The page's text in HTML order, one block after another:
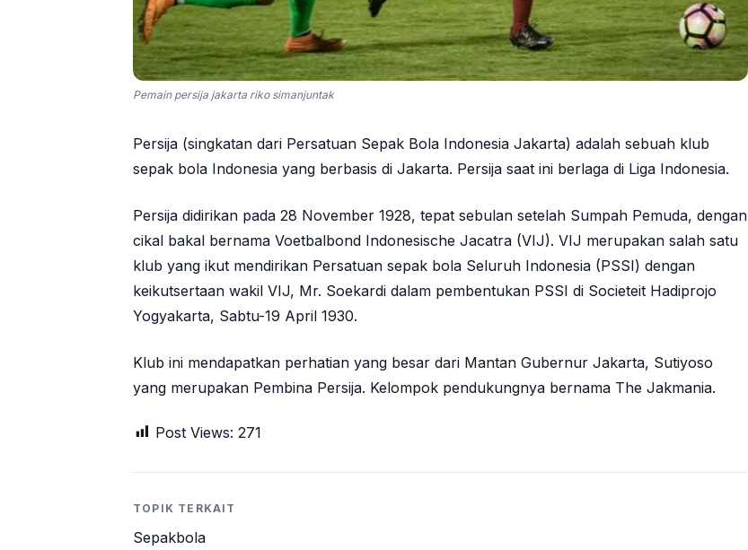
Pemain persija jakarta riko simanjuntak
Persija (singkatan dari Persatuan Sepak Bola Indonesia Jakarta) adalah sebuah klub
sepak bola Indonesia yang berbasis di Jakarta. Persija saat ini berlaga di Liga Indonesia.
Persija didirikan pada 28 November 1928, tepat sebulan setelah Sumpah Pemuda, dengan
cikal bakal bernama Voetbalbond Indonesische Jacatra (VIJ). VIJ merupakan salah satu
klub yang ikut mendirikan Persatuan sepak bola Seluruh Indonesia (PSSI) dengan
keikutsertaan wakil VIJ, Mr. Soekardi dalam pembentukan PSSI di Societeit Hadiprojo
Yogyakarta, Sabtu-19 April 1930.
Klub ini mendapatkan perhatian yang besar dari Mantan Gubernur Jakarta, Sutiyoso
yang merupakan Pembina Persija. Kelompok pendukungnya bernama The Jakmania.
Post Views: 271
TOPIK TERKAIT
Sepakbola